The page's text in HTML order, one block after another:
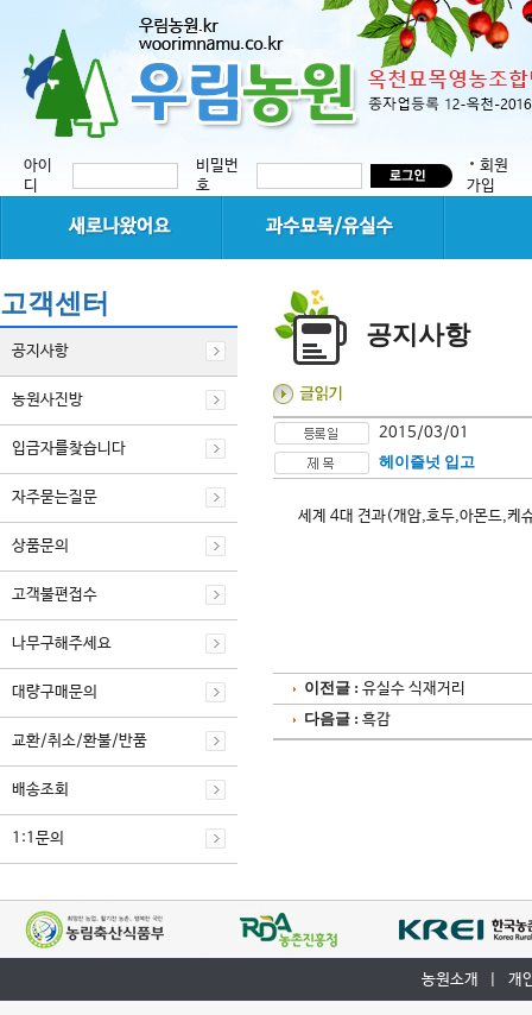
아이
디
비밀번
호
회원
가입
고객센터
공지사항
농원사진방
입금자를찾습니다
자주묻는질문
상품문의
고객불편접수
나무구해주세요
대량구매문의
교환/취소/환불/반품
배송조회
1:1문의
공지사항
2015/03/01
헤이즐넛 입고
세계 4대 견과(개암,호두,아몬드,케
이전글 : 유실수 식재거리
다음글 : 흑감
농원소개 개